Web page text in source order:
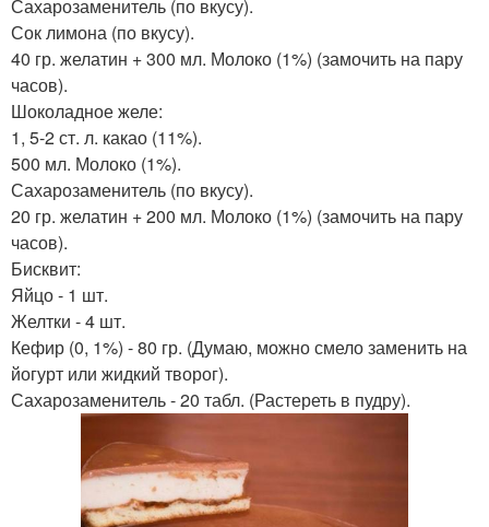
Сахарозаменитель (по вкусу).
Сок лимона (по вкусу).
40 гр. желатин + 300 мл. Молоко (1%) (замочить на пару
часов).
Шоколадное желе:
1, 5-2 ст. л. какао (11%).
500 мл. Молоко (1%).
Сахарозаменитель (по вкусу).
20 гр. желатин + 200 мл. Молоко (1%) (замочить на пару
часов).
Бисквит:
Яйцо - 1 шт.
Желтки - 4 шт.
Кефир (0, 1%) - 80 гр. (Думаю, можно смело заменить на
йогурт или жидкий творог).
Сахарозаменитель - 20 табл. (Растереть в пудру).